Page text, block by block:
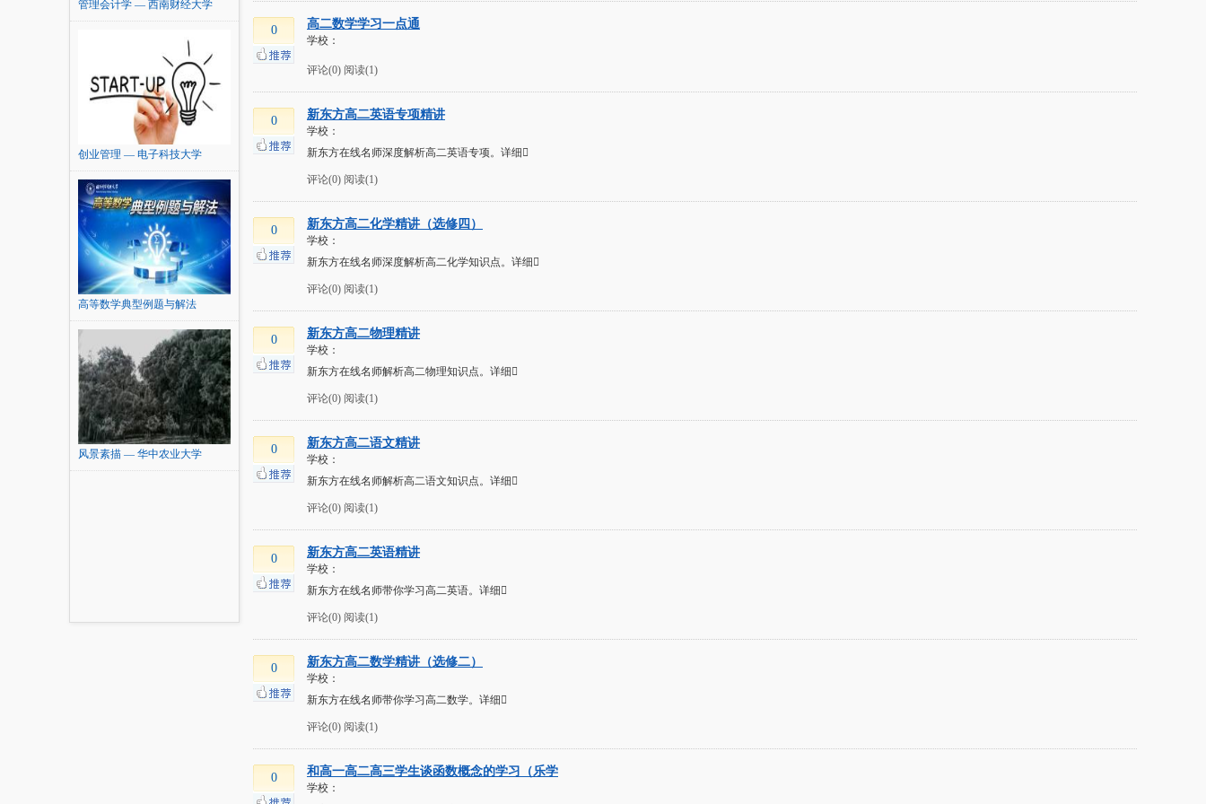
管理会计学 — 西南财经大学
创业管理 — 电子科技大学
高等数学典型例题与解法
（一）...
风景素描 — 华中农业大学
0 高二数学学习一点通
学校：
评论(0) 阅读(1)
0 新东方高二英语专项精讲
学校：
新东方在线名师深度解析高二英语专项。详细
评论(0) 阅读(1)
0 新东方高二化学精讲（选修四）
学校：
新东方在线名师深度解析高二化学知识点。详细
评论(0) 阅读(1)
0 新东方高二物理精讲
学校：
新东方在线名师解析高二物理知识点。详细
评论(0) 阅读(1)
0 新东方高二语文精讲
学校：
新东方在线名师解析高二语文知识点。详细
评论(0) 阅读(1)
0 新东方高二英语精讲
学校：
新东方在线名师带你学习高二英语。详细
评论(0) 阅读(1)
0 新东方高二数学精讲（选修二）
学校：
新东方在线名师带你学习高二数学。详细
评论(0) 阅读(1)
0 和高一高二高三学生谈函数概念的学习（乐学
学校：